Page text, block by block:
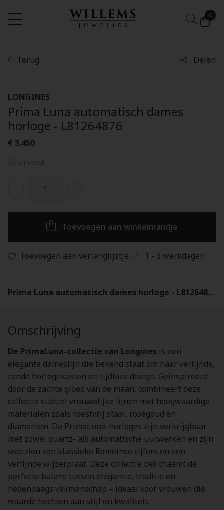
0
Terug Delen
LONGINES
Prima Luna automatisch dames
horloge - L81264876
€ 3.450
In stock
Toevoegen aan winkelmandje
Toevoegen aan verlanglijstje 1 - 3 werkdagen
Prima Luna automatisch dames horloge - L81264876
Omschrijving
De PrimaLuna-collectie van Longines is een
elegante dameslijn die bekend staat om haar verfijnde,
ronde horlogekasten en tijdloze design. Geïnspireerd
door de zachte gloed van de maan, combineert deze
collectie subtiel vrouwelijke lijnen met hoogwaardige
materialen zoals roestvrij staal, roségoud en
diamanten. De PrimaLuna-horloges zijn verkrijgbaar
met zowel quartz- als automatische uurwerken en zijn
voorzien van klassieke Romeinse cijfers en een
verfijnde wijzerplaat. Deze collectie belichaamt de
perfecte balans tussen elegantie, traditie en
hedendaags vakmanschap – ideaal voor vrouwen die
waarde hechten aan stijl en kwaliteit.